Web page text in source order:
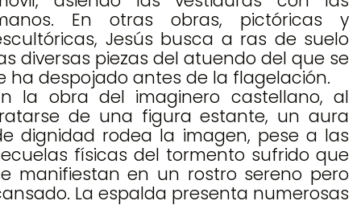
En otras obras, pictóricas y
Jesús busca a ras de suelo
diversas piezas del atuendo del que se
ha despojado antes de la flagelación.
la obra del imaginero castellano, al
de una figura estante, un aura
dignidad rodea la imagen, pese a las
físicas del tormento sufrido que
manifiestan en un rostro sereno pero
La espalda presenta numerosas